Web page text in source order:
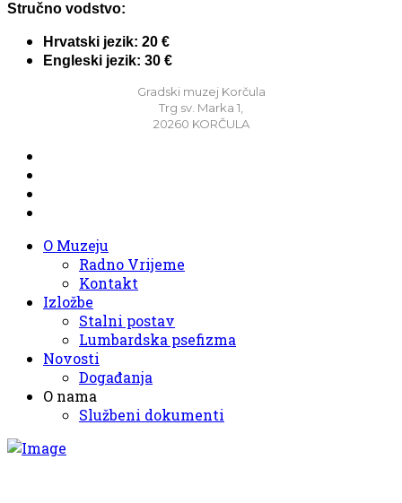
Stručno vodstvo:
Hrvatski jezik: 20 €
Engleski jezik: 30 €
Gradski muzej Korčula
Trg sv. Marka 1,
20260 KORČULA
O Muzeju
Radno Vrijeme
Kontakt
Izložbe
Stalni postav
Lumbardska psefizma
Novosti
Događanja
O nama
Službeni dokumenti